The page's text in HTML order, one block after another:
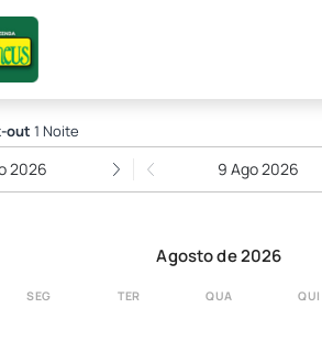
São
out 1 Noite
2026 9 Ago 2026
Agosto de 2026
SEG TER QUA QUI